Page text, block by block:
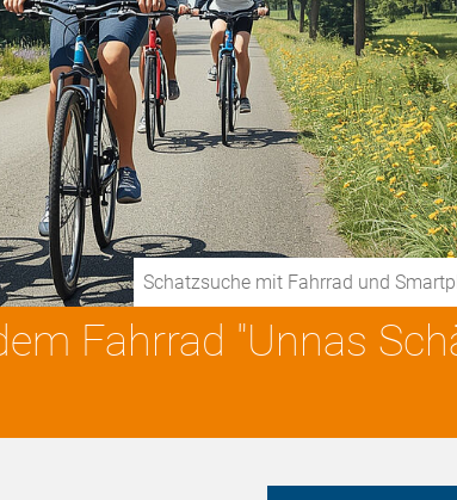
Schatzsuche mit Fahrrad und
Fahrrad "Unnas